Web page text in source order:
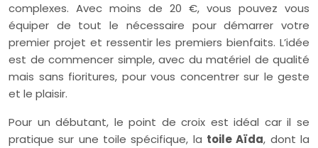
complexes. Avec moins de 20 €, vous pouvez vous
équiper de tout le nécessaire pour démarrer votre
premier projet et ressentir les premiers bienfaits. L’idée
est de commencer simple, avec du matériel de qualité
mais sans fioritures, pour vous concentrer sur le geste
et le plaisir.
Pour un débutant, le point de croix est idéal car il se
pratique sur une toile spécifique, la toile Aïda, dont la